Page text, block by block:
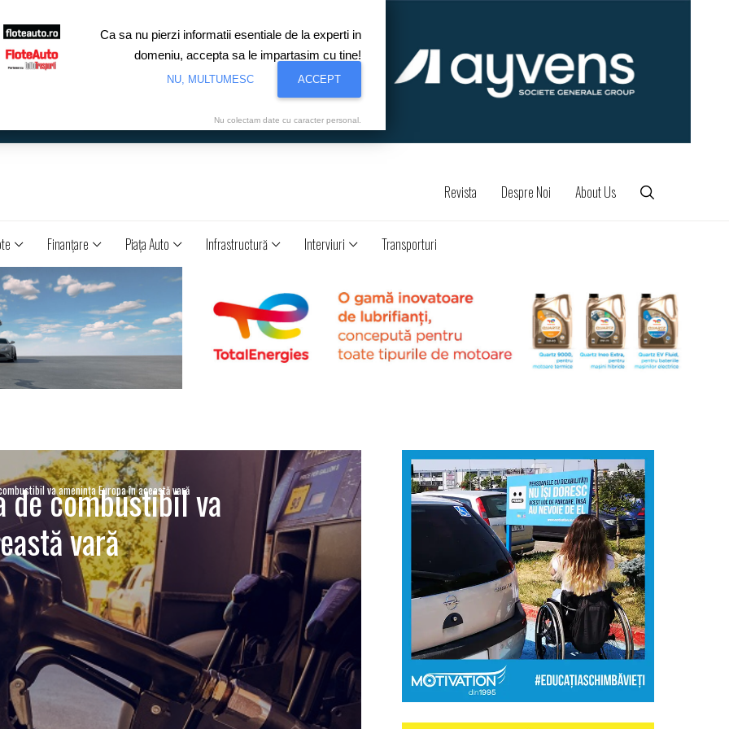
Revista Despre Noi About Us
Finanţare Piaţa Auto Infrastructură Interviuri Transporturi
va amenința Europa în această vară
de combustibil va
vară
Ca sa nu pierzi informatii esentiale de la experti in
domeniu, accepta sa le impartasim cu tine!
NU, MULTUMESC ACCEPT
Nu colectam date cu caracter personal.